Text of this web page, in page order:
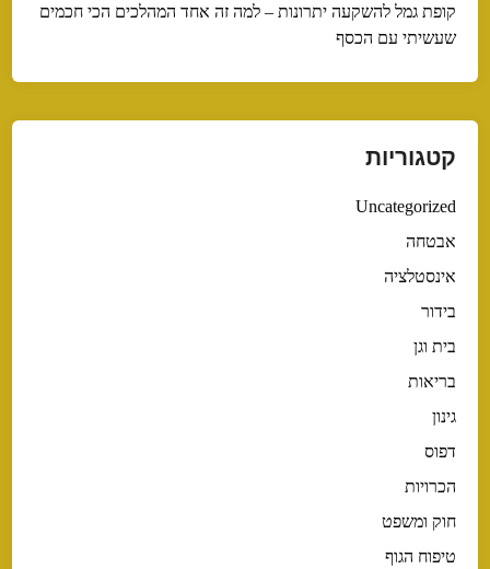
קופת גמל להשקעה יתרונות – למה זה אחד המהלכים הכי חכמים
שעשיתי עם הכסף
קטגוריות
Uncategorized
אבטחה
אינסטלציה
בידור
בית וגן
בריאות
גינון
דפוס
הכרויות
חוק ומשפט
טיפוח הגוף